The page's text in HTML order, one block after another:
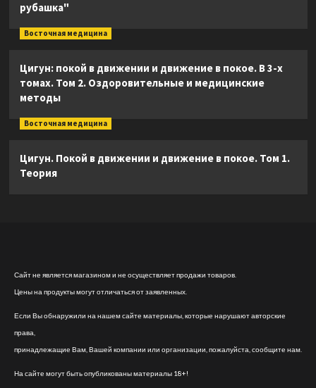
рубашка"
Восточная медицина
Цигун: покой в движении и движение в покое. В 3-х
томах. Том 2. Оздоровительные и медицинские
методы
Восточная медицина
Цигун. Покой в движении и движение в покое. Том 1.
Теория
Сайт не является магазином и не осуществляет продажи товаров.
Цены на продукты могут отличаться от заявленных.
Если Вы обнаружили на нашем сайте материалы, которые нарушают авторские
права,
принадлежащие Вам, Вашей компании или организации, пожалуйста, сообщите нам.
На сайте могут быть опубликованы материалы 18+!